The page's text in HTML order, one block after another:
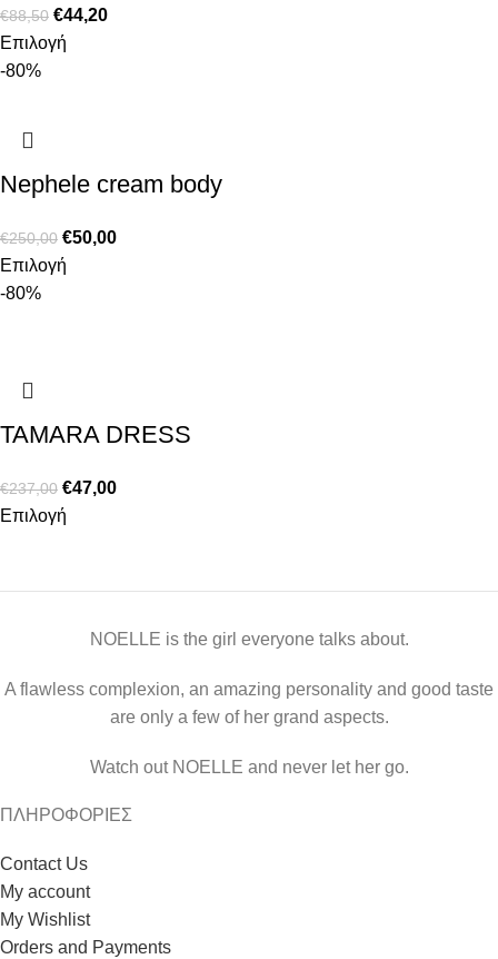
€88,50 €44,20
Επιλογή
-80%
Nephele cream body
€250,00 €50,00
Επιλογή
-80%
TAMARA DRESS
€237,00 €47,00
Επιλογή
NOELLE is the girl everyone talks about.
A flawless complexion, an amazing personality and good taste
are only a few of her grand aspects.
Watch out NOELLE and never let her go.
ΠΛΗΡΟΦΟΡΙΕΣ
Contact Us
My account
My Wishlist
Orders and Payments